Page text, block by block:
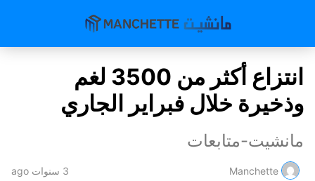
انتزاع أكثر من 3500 لغم
وذخيرة خلال فبراير الجاري
مانشيت-متابعات
Manchette 3 سنوات ago